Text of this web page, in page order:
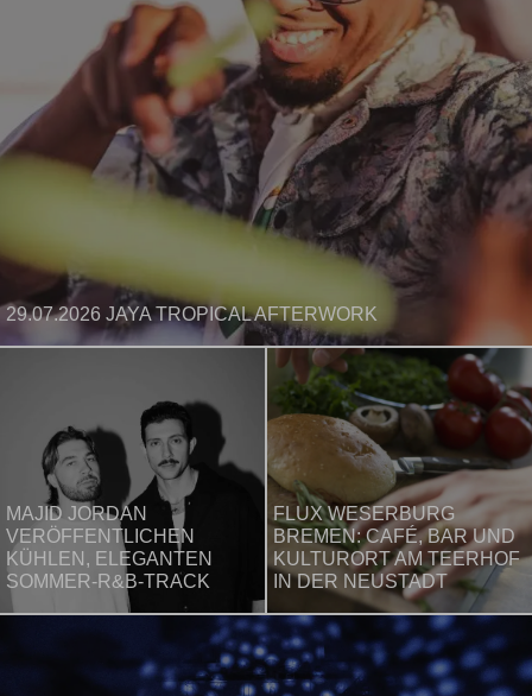
29.07.2026 JAYA TROPICAL AFTERWORK
MAJID JORDAN
VERÖFFENTLICHEN
KÜHLEN, ELEGANTEN
SOMMER-R&B-TRACK
FLUX WESERBURG
BREMEN: CAFÉ, BAR UND
KULTURORT AM TEERHOF
IN DER NEUSTADT